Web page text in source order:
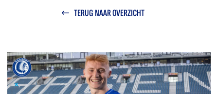
TERUG NAAR OVERZICHT